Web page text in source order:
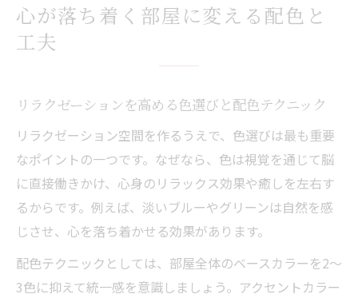
心が落ち着く部屋に変える配色と
工夫
リラクゼーションを高める色選びと配色テクニック
リラクゼーション空間を作るうえで、色選びは最も重要
なポイントの一つです。なぜなら、色は視覚を通じて脳
に直接働きかけ、心身のリラックス効果や癒しを左右す
るからです。例えば、淡いブルーやグリーンは自然を感
じさせ、心を落ち着かせる効果があります。
配色テクニックとしては、部屋全体のベースカラーを2～
3色に抑えて統一感を意識しましょう。アクセントカラー